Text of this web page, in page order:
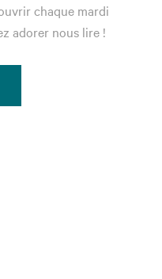
chaque mardi
adorer nous lire !